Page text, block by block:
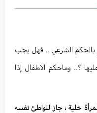
بالحكم الشرعي .. فهل يجب
؟.. وماحكم الاطفال إذا
خلية ، جاز للواطئ نفسه